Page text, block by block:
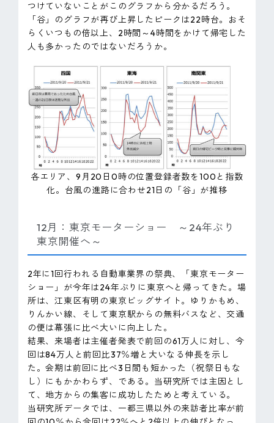
つけていないことがこのグラフから分かるだろう。
「谷」のグラフが再び上昇したピークは22時台。おそ
らくいつもの倍以上、2時間～4時間をかけて帰宅した
人も多かったのではないだろうか。
各エリア、9月20日0時の位置登録者数を100と指数
化。台風の進路に合わせ21日の「谷」が推移
12月：東京モーターショー ～24年ぶり
東京開催へ～
2年に1回行われる自動車業界の祭典、「東京モーター
ショー」が今年は24年ぶりに東京へと帰ってきた。場
所は、江東区有明の東京ビッグサイト。ゆりかもめ、
りんかい線、そして東京駅からの無料バスなど、交通
の便は幕張に比べ大いに向上した。
結果、来場者は主催者発表で前回の61万人に対し、今
回は84万人と前回比37％増と大いなる伸長を示し
た。会期は前回に比べ3日間も短かった（祝祭日もな
し）にもかかわらず、である。当研究所では主因とし
て、地方からの集客に成功したためと考えている。
当研究所データでは、一都三県以外の来訪者比率が前